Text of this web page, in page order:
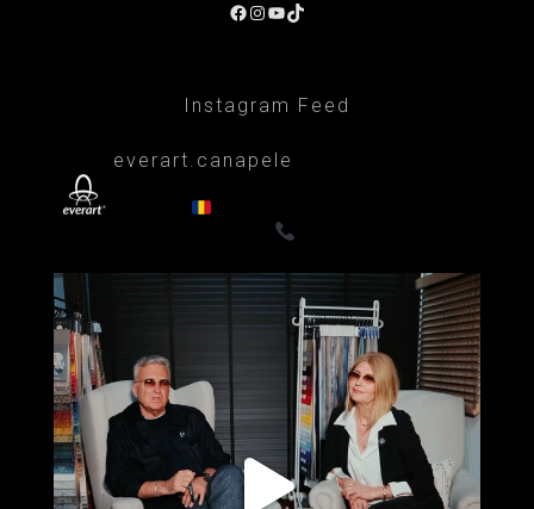
Facebook
Instagram
YouTube
TikTok
Instagram Feed
everart.canapele